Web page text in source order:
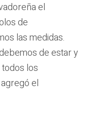
el
de
las medidas.
de estar y
los
el